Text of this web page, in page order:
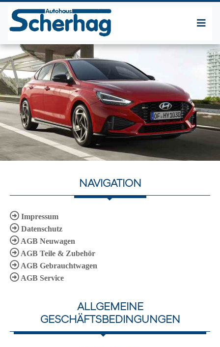
NAVIGATION
Impressum
Datenschutz
AGB Neuwagen
AGB Teile & Zubehör
AGB Gebrauchtwagen
AGB Service
ALLGEMEINE
GESCHÄFTSBEDINGUNGEN